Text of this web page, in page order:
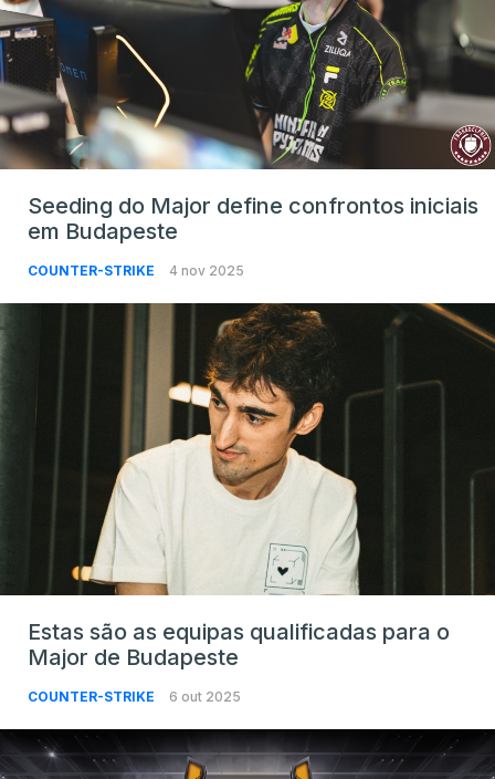
Seeding do Major define confrontos iniciais
em Budapeste
COUNTER-STRIKE 4 nov 2025
Estas são as equipas qualificadas para o
Major de Budapeste
COUNTER-STRIKE 6 out 2025